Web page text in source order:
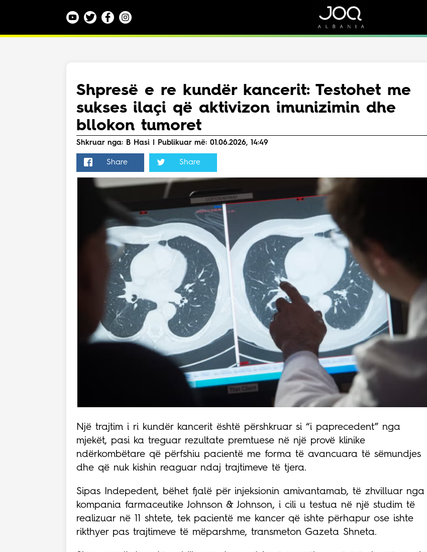
Teknologji
Bota
Argëtim
Maqedoni
Puno me ne!
Live
Kontakt
Shpresë e re kundër kancerit: Testohet me
sukses ilaçi që aktivizon imunizimin dhe
bllokon tumoret
Shkruar nga: B Hasi | Publikuar më: 01.06.2026, 14:49
Share Share
Një trajtim i ri kundër kancerit është përshkruar si “i paprecedent” nga
mjekët, pasi ka treguar rezultate premtuese në një provë klinike
ndërkombëtare që përfshiu pacientë me forma të avancuara të sëmundjes
dhe që nuk kishin reaguar ndaj trajtimeve të tjera.
Sipas Indepedent, bëhet fjalë për injeksionin amivantamab, të zhvilluar nga
kompania farmaceutike Johnson & Johnson, i cili u testua në një studim të
realizuar në 11 shtete, tek pacientë me kancer që ishte përhapur ose ishte
rikthyer pas trajtimeve të mëparshme, transmeton Gazeta Shneta.